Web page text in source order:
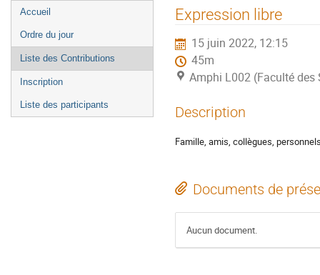
Menu
de
l'événement
Accueil
Ordre du jour
Liste des Contributions
Inscription
Liste des participants
Expression libre
15 juin 2022, 12:15
45m
Amphi L002 (Faculté des
Description
Famille, amis, collègues,
Documents de
Aucun document.